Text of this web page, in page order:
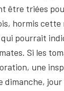
être triées
hormis cette
pourrait
Si les
une
dimanche,